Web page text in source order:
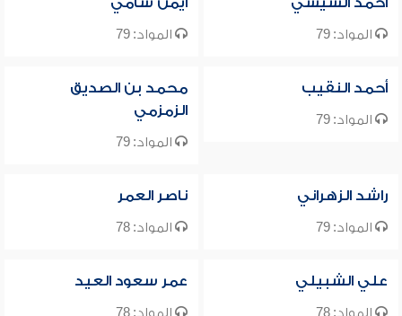
المواد: 79 المواد: 79
أحمد النقيب
المواد: 79
محمد بن الصديق
الزمزمي
المواد: 79
راشد الزهراني
المواد: 79
ناصر العمر
المواد: 78
علي الشبيلي
المواد: 78
عمر سعود العيد
المواد: 78